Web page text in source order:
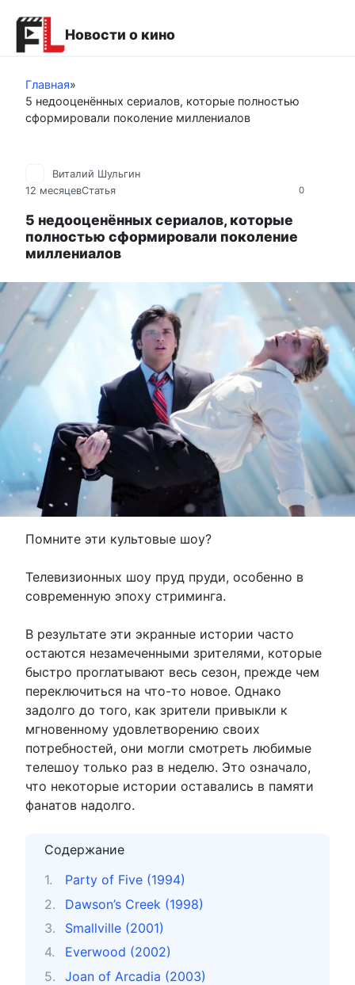
контенту
Новости о кино
Главная»
5 недооценённых сериалов, которые полностью
сформировали поколение миллениалов
0
Виталий Шульгин
12 месяцевСтатья
5 недооценённых сериалов, которые
полностью сформировали поколение
миллениалов
Помните эти культовые шоу?
Телевизионных шоу пруд пруди, особенно в
современную эпоху стриминга.
В результате эти экранные истории часто
остаются незамеченными зрителями, которые
быстро проглатывают весь сезон, прежде чем
переключиться на что-то новое. Однако
задолго до того, как зрители привыкли к
мгновенному удовлетворению своих
потребностей, они могли смотреть любимые
телешоу только раз в неделю. Это означало,
что некоторые истории оставались в памяти
фанатов надолго.
Содержание
Party of Five (1994)
Dawson’s Creek (1998)
Smallville (2001)
Everwood (2002)
Joan of Arcadia (2003)